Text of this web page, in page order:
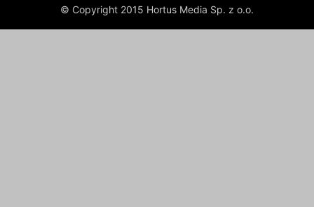
© Copyright 2015 Hortus Media Sp. z o.o.